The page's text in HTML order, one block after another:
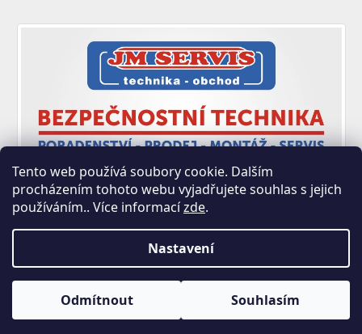
Tento web používá soubory cookie. Dalším
procházením tohoto webu vyjadřujete souhlas s jejich
používáním.. Více informacízde.
Nastavení
Odmítnout Souhlasím
Copyright 2026JM SERVIS E-shop - Zastoupení Trezory
Rottner. Všechna práva vyhrazena.